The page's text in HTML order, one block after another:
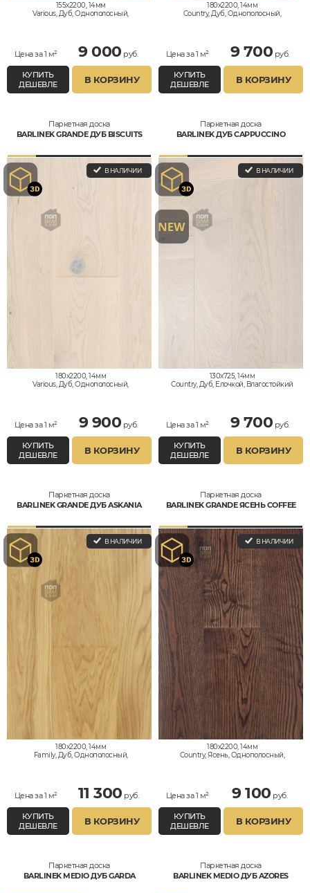
155x2200, 14мм
Various, Дуб, Однополосный,
Цена за 1 м² 9 000 руб.
КУПИТЬ
ДЕШЕВЛЕ
В КОРЗИНУ
180x2200, 14мм
Country, Дуб, Однополосный,
Цена за 1 м² 9 700 руб.
КУПИТЬ
ДЕШЕВЛЕ
В КОРЗИНУ
Паркетная доска
BARLINEK GRANDE ДУБ BISCUITS
В НАЛИЧИИ
180x2200, 14мм
Various, Дуб, Однополосный,
Цена за 1 м² 9 900 руб.
КУПИТЬ
ДЕШЕВЛЕ
В КОРЗИНУ
Паркетная доска
BARLINEK ДУБ CAPPUCCINO
В НАЛИЧИИ
130x725, 14мм
Country, Дуб, Елочкой, Влагостойкий
Цена за 1 м² 9 700 руб.
КУПИТЬ
ДЕШЕВЛЕ
В КОРЗИНУ
Паркетная доска
BARLINEK GRANDE ДУБ ASKANIA
В НАЛИЧИИ
180x2200, 14мм
Family, Дуб, Однополосный,
Цена за 1 м² 11 300 руб.
КУПИТЬ
ДЕШЕВЛЕ
В КОРЗИНУ
Паркетная доска
BARLINEK GRANDE ЯСЕНЬ COFFEE
В НАЛИЧИИ
180x2200, 14мм
Country, Ясень, Однополосный,
Цена за 1 м² 9 100 руб.
КУПИТЬ
ДЕШЕВЛЕ
В КОРЗИНУ
Паркетная доска
BARLINEK MEDIO ДУБ GARDA
Паркетная доска
BARLINEK MEDIO ДУБ AZORES